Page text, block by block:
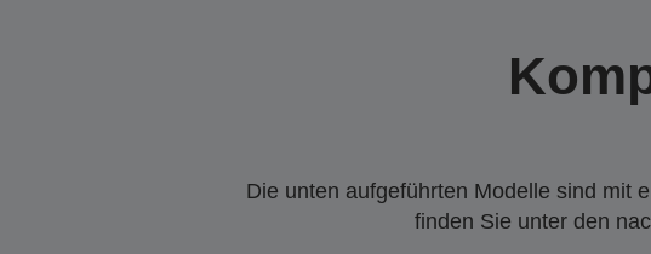
Die unten aufgeführten Modelle sind mit
finden Sie unter den